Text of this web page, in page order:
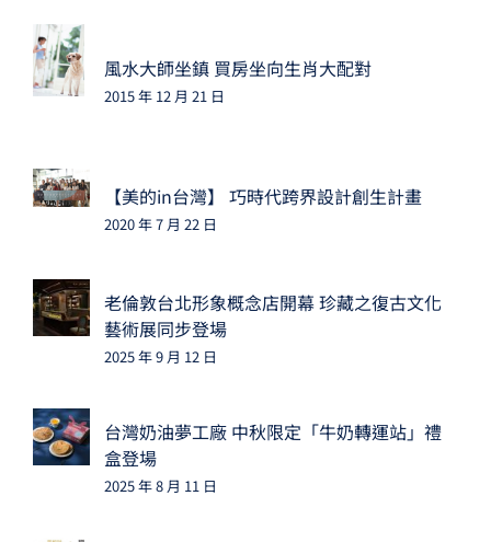
風水大師坐鎮 買房坐向生肖大配對
2015 年 12 月 21 日
【美的in台灣】 巧時代跨界設計創生計畫
2020 年 7 月 22 日
老倫敦台北形象概念店開幕 珍藏之復古文化
藝術展同步登場
2025 年 9 月 12 日
台灣奶油夢工廠 中秋限定「牛奶轉運站」禮
盒登場
2025 年 8 月 11 日